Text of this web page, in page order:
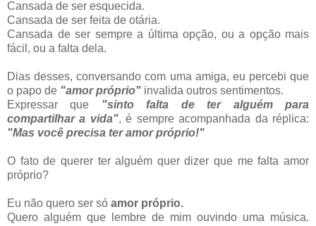
Cansada de ser esquecida.
Cansada de ser feita de otária.
Cansada de ser sempre a última opção, ou a opção mais
fácil, ou a falta dela.
Dias desses, conversando com uma amiga, eu percebi que
o papo de "amor próprio" invalida outros sentimentos.
Expressar que "sinto falta de ter alguém para
compartilhar a vida", é sempre acompanhada da réplica:
"Mas você precisa ter amor próprio!"
O fato de querer ter alguém quer dizer que me falta amor
próprio?
Eu não quero ser só amor próprio.
Quero alguém que lembre de mim ouvindo uma música.